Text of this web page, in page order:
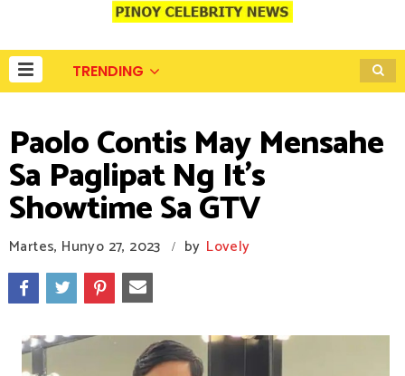
TRENDING
Paolo Contis May Mensahe
Sa Paglipat Ng It's
Showtime Sa GTV
Martes, Hunyo 27, 2023 / by Lovely